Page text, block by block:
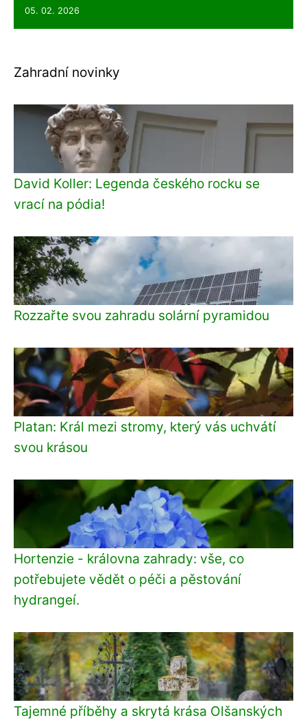
05. 02. 2026
Zahradní novinky
David Koller: Legenda českého rocku se
vrací na pódia!
Rozzařte svou zahradu solární pyramidou
Platan: Král mezi stromy, který vás uchvátí
svou krásou
Hortenzie - královna zahrady: vše, co
potřebujete vědět o péči a pěstování
hydrangeí.
Tajemné příběhy a skrytá krása Olšanských